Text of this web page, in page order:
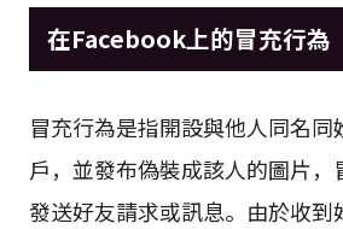
在Facebook上的冒充行為
冒充行為是指開設與他人同名
戶，並發布偽裝成該人的圖片，
發送好友請求或訊息。由於收到